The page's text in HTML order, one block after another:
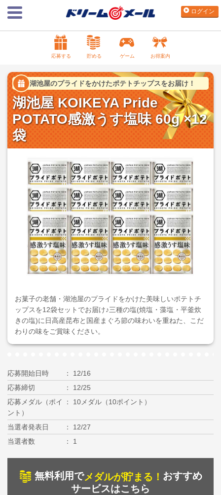
ログイン
応募する 貯める ゲーム お得案内
湖池屋のプライドをかけたポテトチップスをお届け！
湖池屋 KOIKEYA Pride
POTATO感激うす塩味 60g ×12
袋
お菓子の老舗・湖池屋のプライドをかけた美味しいポテトチ
ップスを12袋セットでお届け♪三種の塩(焼塩・藻塩・平釜炊
きの塩)に日高産昆布と国産まぐろ節の味わいを重ねた、こだ
わりの味をご賞味ください。
応募開始日時
12/16
応募締切
12/25
応募メダル（ポイ
ント）
10メダル（10ポイント）
当選者発表日
12/27
当選者数
1
無料利用でメダルが貯まる！ おすすめ
サービスはこちら